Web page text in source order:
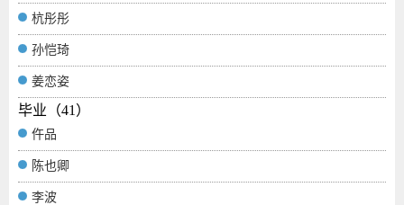
杭彤彤
孙恺琦
姜恋姿
毕业（41）
仵品
陈也卿
李波